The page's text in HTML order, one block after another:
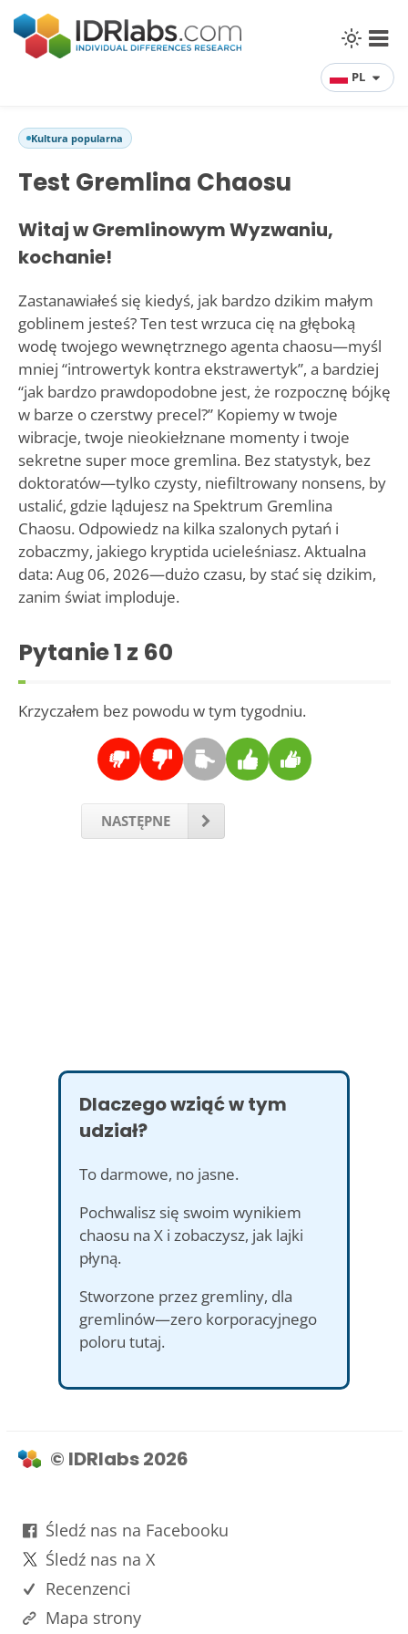
PL
Kultura popularna
Test Gremlina Chaosu
Witaj w Gremlinowym Wyzwaniu,
kochanie!
Zastanawiałeś się kiedyś, jak bardzo dzikim małym
goblinem jesteś? Ten test wrzuca cię na głęboką
wodę twojego wewnętrznego agenta chaosu—myśl
mniej “introwertyk kontra ekstrawertyk”, a bardziej
“jak bardzo prawdopodobne jest, że rozpocznę bójkę
w barze o czerstwy precel?” Kopiemy w twoje
wibracje, twoje nieokiełznane momenty i twoje
sekretne super moce gremlina. Bez statystyk, bez
doktoratów—tylko czysty, niefiltrowany nonsens, by
ustalić, gdzie lądujesz na Spektrum Gremlina
Chaosu. Odpowiedz na kilka szalonych pytań i
zobaczmy, jakiego kryptida ucieleśniasz. Aktualna
data: Aug 06, 2026—dużo czasu, by stać się dzikim,
zanim świat imploduje.
Pytanie1 z 60
Krzyczałem bez powodu w tym tygodniu.
NASTĘPNE
Dlaczego wziąć w tym
udział?
To darmowe, no jasne.
Pochwalisz się swoim wynikiem
chaosu na X i zobaczysz, jak lajki
płyną.
Stworzone przez gremliny, dla
gremlinów—zero korporacyjnego
poloru tutaj.
© IDRlabs 2026
Śledź nas na Facebooku
Śledź nas na X
Recenzenci
Mapa strony